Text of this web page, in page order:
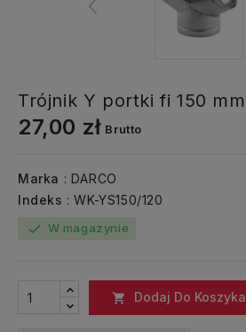
Trójnik Y portki fi 150 mm
27,00 zł Brutto
Marka : DARCO
Indeks : WK-YS150/120
check W magazynie
 Dodaj Do Koszyka